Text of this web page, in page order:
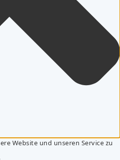
Website und unseren Service zu